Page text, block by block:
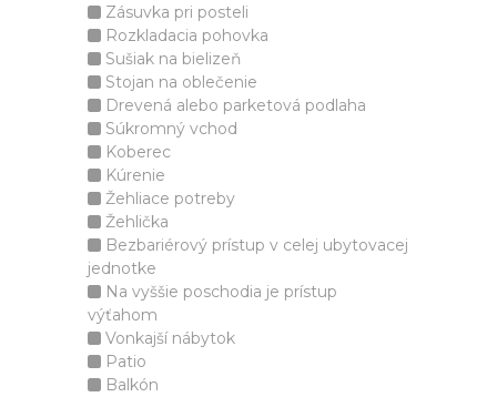
Zásuvka pri posteli
Rozkladacia pohovka
Sušiak na bielizeň
Stojan na oblečenie
Drevená alebo parketová podlaha
Súkromný vchod
Koberec
Kúrenie
Žehliace potreby
Žehlička
Bezbariérový prístup v celej ubytovacej
jednotke
Na vyššie poschodia je prístup
výťahom
Vonkajší nábytok
Patio
Balkón